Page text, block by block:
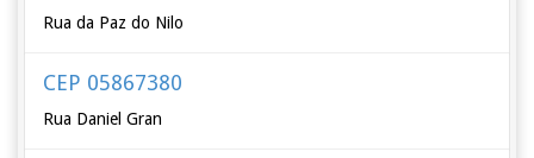
Rua da Paz do Nilo
CEP 05867380
Rua Daniel Gran